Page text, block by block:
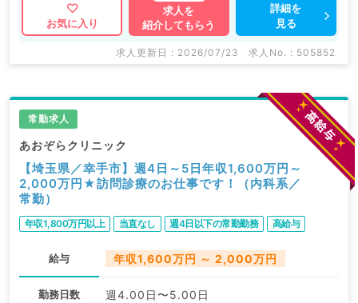
マイナビDOCTORでは病院やクリニックなどの医療機
関求人はもちろんのこと、
求人内容の詳細等はお気軽にお問合せ下さい。
お気に入り
求人を
紹介してもらう
詳細を
見る
求人更新日 : 2026/07/23 求人No. : 505852
常勤求人
あおぞらクリニック
【埼玉県／幸手市】週4日～5日年収1,600万円～
2,000万円★訪問診療のお仕事です！（内科系／
常勤）
年収1,800万円以上 当直なし 週4日以下の常勤勤務 高給与
給与 年収1,600万円 ～ 2,000万円
勤務日数 週4.00日〜5.00日